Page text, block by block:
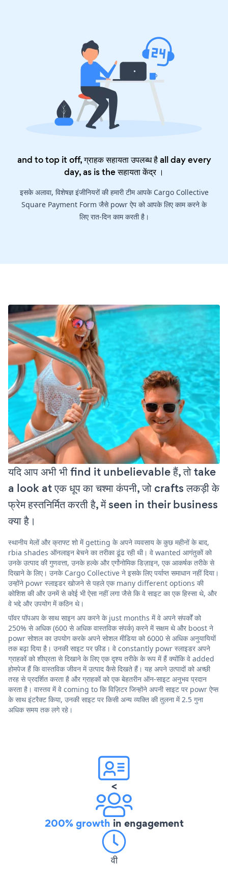
and to top it off, ग्राहक सहायता उपलब्ध है all day every
day, as is theसहायता केंद्र।
इसके अलावा, विशेषज्ञ इंजीनियरों की हमारी टीम आपके Cargo Collective
Square Payment Form जैसे powr ऐप को आपके लिए काम करने के
लिए रात-दिन काम करती है।
यदि आप अभी भी find it unbelievable हैं, तो take
a look at एक धूप का चश्मा कंपनी, जो crafts लकड़ी के
फ्रेम हस्तनिर्मित करती है, में seen in their business
क्या है।
स्थानीय मेलों और क्राफ्ट शो में getting के अपने व्यवसाय के कुछ महीनों के बाद,
rbia shades ऑनलाइन बेचने का तरीका ढूंढ रही थी। वे wanted आगंतुकों को
उनके उत्पाद की गुणवत्ता, उनके हल्के और एर्गोनोमिक डिज़ाइन, एक आकर्षक तरीके से
दिखाने के लिए। उनके Cargo Collective ने इसके लिए पर्याप्त समाधान नहीं दिया।
उन्होंने powr स्लाइडर खोजने से पहले एक many different options की
कोशिश की और उनमें से कोई भी ऐसा नहीं लगा जैसे कि वे साइट का एक हिस्सा थे, और
वे भद्दे और उपयोग में कठिन थे।
पॉवर पॉपअप के साथ साइन अप करने के just months में वे अपने संपर्कों को
250% से अधिक (600 से अधिक वास्तविक संपर्क) करने में सक्षम थे और boost ने
powr सोशल का उपयोग करके अपने सोशल मीडिया को 6000 से अधिक अनुयायियों
तक बढ़ा दिया है। उनकी साइट पर फ़ीड। वे constantly powr स्लाइडर अपने
ग्राहकों को शीघ्रता से दिखाने के लिए एक दृश्य तरीके के रूप में हैं क्योंकि वे added
होमपेज हैं कि वास्तविक जीवन में उत्पाद कैसे दिखते हैं। यह अपने उत्पादों को अच्छी
तरह से प्रदर्शित करता है और ग्राहकों को एक बेहतरीन ऑन-साइट अनुभव प्रदान
करता है। वास्तव में वे coming to कि विज़िटर जिन्होंने अपनी साइट पर powr ऐप्स
के साथ इंटरैक्ट किया, उनकी साइट पर किसी अन्य व्यक्ति की तुलना में 2.5 गुना
अधिक समय तक लगे रहे।
<
200% growth in engagement
वी